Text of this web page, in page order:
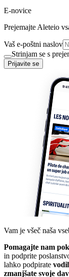
E-novice
Prejemajte Aleteio
Vaš e-poštni naslov
Strinjam se s
Prijavite se
Vam je všeč naša
Pomagajte nam
in podprite
lahko podpirate
zmanjšate svoje